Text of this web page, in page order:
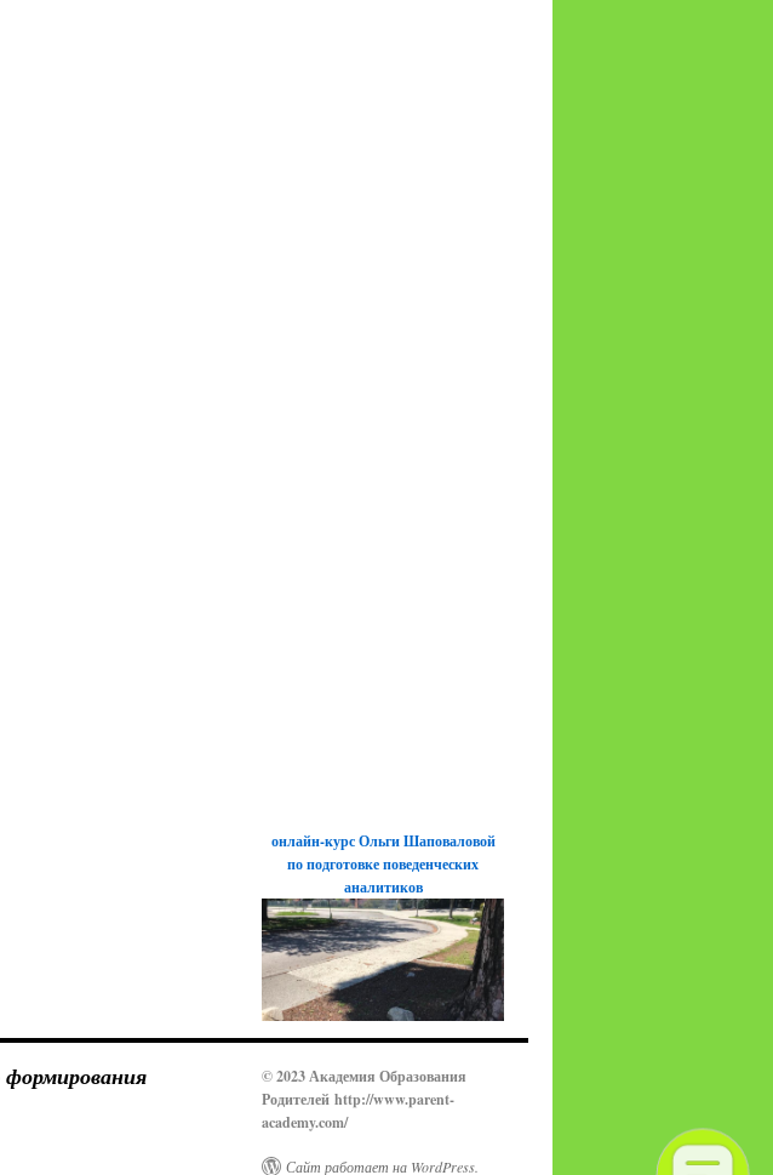
онлайн-курс Ольги Шаповаловой
по подготовке поведенческих
аналитиков
формирования
© 2023 Академия Образования
Родителей http://www.parent-
academy.com/
Сайт работает на WordPress.